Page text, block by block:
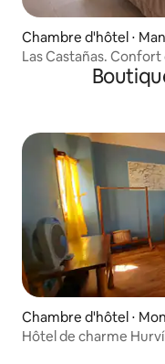
Chambre d'hôtel ⋅
Las Castañas.
Chambre d'hôtel ⋅
Hôtel de charme